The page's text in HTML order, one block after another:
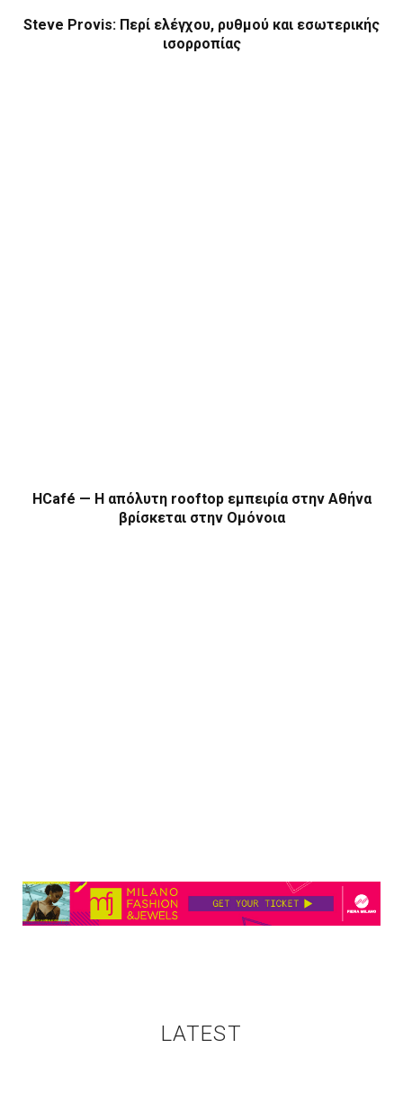
Steve Provis: Περί ελέγχου, ρυθμού και εσωτερικής
ισορροπίας
HCafé — Η απόλυτη rooftop εμπειρία στην Αθήνα
βρίσκεται στην Ομόνοια
LATEST